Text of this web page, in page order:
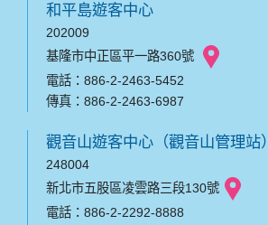
和平島遊客中心
202009
基隆市中正區平一路360號
電話：886-2-2463-5452
傳真：886-2-2463-6987
觀音山遊客中心（觀音山管理站）
248004
新北市五股區凌雲路三段130號
電話：886-2-2292-8888